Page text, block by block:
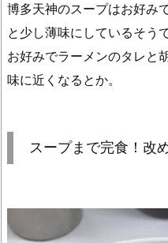
博多天神のスープはお好み
と少し薄味にしているそう
お好みでラーメンのタレと
味に近くなるとか。
スープまで完食！改